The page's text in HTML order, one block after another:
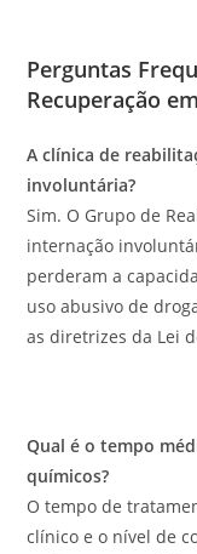
Perguntas
Recuperação
A clínica de
involuntária?
Sim. O Grupo de
internação
perderam a
uso abusivo de
as diretrizes da Lei
Qual é o tempo
químicos?
O tempo de
clínico e o nível de